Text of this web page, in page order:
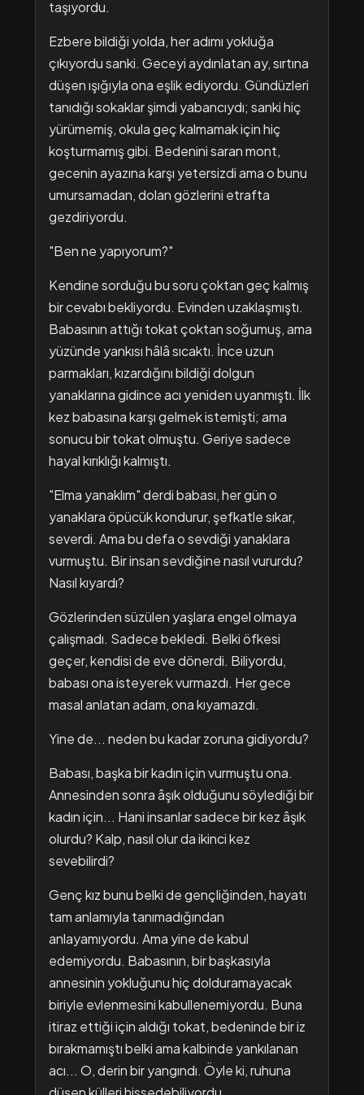
taşıyordu.
Ezbere bildiği yolda, her adımı yokluğa
çıkıyordu sanki. Geceyi aydınlatan ay, sırtına
düşen ışığıyla ona eşlik ediyordu. Gündüzleri
tanıdığı sokaklar şimdi yabancıydı; sanki hiç
yürümemiş, okula geç kalmamak için hiç
koşturmamış gibi. Bedenini saran mont,
gecenin ayazına karşı yetersizdi ama o bunu
umursamadan, dolan gözlerini etrafta
gezdiriyordu.
"Ben ne yapıyorum?"
Kendine sorduğu bu soru çoktan geç kalmış
bir cevabı bekliyordu. Evinden uzaklaşmıştı.
Babasının attığı tokat çoktan soğumuş, ama
yüzünde yankısı hâlâ sıcaktı. İnce uzun
parmakları, kızardığını bildiği dolgun
yanaklarına gidince acı yeniden uyanmıştı. İlk
kez babasına karşı gelmek istemişti; ama
sonucu bir tokat olmuştu. Geriye sadece
hayal kırıklığı kalmıştı.
"Elma yanaklım" derdi babası, her gün o
yanaklara öpücük kondurur, şefkatle sıkar,
severdi. Ama bu defa o sevdiği yanaklara
vurmuştu. Bir insan sevdiğine nasıl vururdu?
Nasıl kıyardı?
Gözlerinden süzülen yaşlara engel olmaya
çalışmadı. Sadece bekledi. Belki öfkesi
geçer, kendisi de eve dönerdi. Biliyordu,
babası ona isteyerek vurmazdı. Her gece
masal anlatan adam, ona kıyamazdı.
Yine de... neden bu kadar zoruna gidiyordu?
Babası, başka bir kadın için vurmuştu ona.
Annesinden sonra âşık olduğunu söylediği bir
kadın için... Hani insanlar sadece bir kez âşık
olurdu? Kalp, nasıl olur da ikinci kez
sevebilirdi?
Genç kız bunu belki de gençliğinden, hayatı
tam anlamıyla tanımadığından
anlayamıyordu. Ama yine de kabul
edemiyordu. Babasının, bir başkasıyla
annesinin yokluğunu hiç dolduramayacak
biriyle evlenmesini kabullenemiyordu. Buna
itiraz ettiği için aldığı tokat, bedeninde bir iz
bırakmamıştı belki ama kalbinde yankılanan
acı... O, derin bir yangındı. Öyle ki, ruhuna